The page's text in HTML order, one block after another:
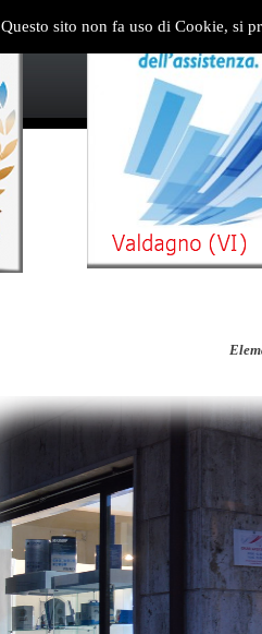
Questo sito non fa uso di Cookie, si